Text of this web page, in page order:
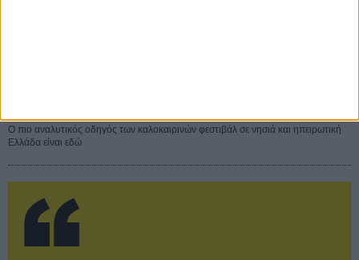
Ο πιο αναλυτικός οδηγός των καλοκαιρινών φεστιβάλ σε νησιά και ηπειρωτική
Ελλάδα είναι εδώ